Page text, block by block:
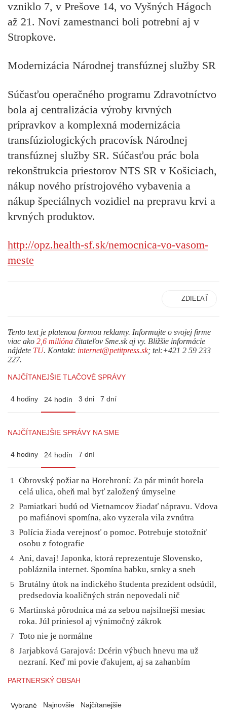
vzniklo 7, v Prešove 14, vo Vyšných Hágoch
až 21. Noví zamestnanci boli potrební aj v
Stropkove.
Modernizácia Národnej transfúznej služby SR
Súčasťou operačného programu Zdravotníctvo
bola aj centralizácia výroby krvných
prípravkov a komplexná modernizácia
transfúziologických pracovísk Národnej
transfúznej služby SR. Súčasťou prác bola
rekonštrukcia priestorov NTS SR v Košiciach,
nákup nového prístrojového vybavenia a
nákup špeciálnych vozidiel na prepravu krvi a
krvných produktov.
http://opz.health-sf.sk/nemocnica-vo-vasom-
meste
ZDIEĽAŤ
Tento text je platenou formou reklamy. Informujte o svojej firme
viac ako 2,6 milióna čitateľov Sme.sk aj vy. Bližšie informácie
nájdete TU. Kontakt: internet@petitpress.sk; tel:+421 2 59 233
227.
NAJČÍTANEJŠIE TLAČOVÉ SPRÁVY
4 hodiny 24 hodín 3 dni 7 dní
NAJČÍTANEJŠIE SPRÁVY NA SME
4 hodiny 24 hodín 7 dní
1
Obrovský požiar na Horehroní: Za pár minút horela
celá ulica, oheň mal byť založený úmyselne
2
Pamiatkari budú od Vietnamcov žiadať nápravu. Vdova
po mafiánovi spomína, ako vyzerala vila zvnútra
3
Polícia žiada verejnosť o pomoc. Potrebuje stotožniť
osobu z fotografie
4 Ani, davaj! Japonka, ktorá reprezentuje Slovensko,
pobláznila internet. Spomína babku, srnky a sneh
5
Brutálny útok na indického študenta prezident odsúdil,
predsedovia koaličných strán nepovedali nič
6
Martinská pôrodnica má za sebou najsilnejší mesiac
roka. Júl priniesol aj výnimočný zákrok
7 Toto nie je normálne
8
Jarjabková Garajová: Dcérin výbuch hnevu ma už
nezraní. Keď mi povie ďakujem, aj sa zahanbím
PARTNERSKÝ OBSAH
Vybrané Najnovšie Najčítanejšie